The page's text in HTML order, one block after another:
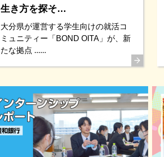
生き方を探そ…
大分県が運営する学生向けの就活コ
ミュニティー「BOND OITA」が、新
たな拠点 ......